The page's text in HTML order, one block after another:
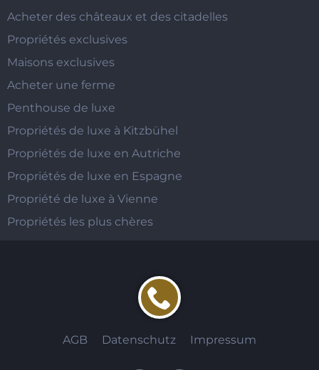
Acheter des châteaux et des citadelles
Propriétés exclusives
Maisons exclusives
Acheter une ferme
Penthouse de luxe
Propriétés de luxe à Kitzbühel
Propriétés de luxe en Autriche
Propriétés de luxe en Espagne
Propriété de luxe à Vienne
Propriétés les plus chères
AGB Datenschutz Impressum